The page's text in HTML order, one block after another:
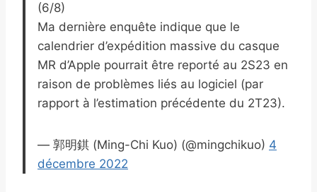
(6/8)
Ma dernière enquête indique que le
calendrier d’expédition massive du casque
MR d’Apple pourrait être reporté au 2S23 en
raison de problèmes liés au logiciel (par
rapport à l’estimation précédente du 2T23).
— 郭明錤 (Ming-Chi Kuo) (@mingchikuo) 4
décembre 2022